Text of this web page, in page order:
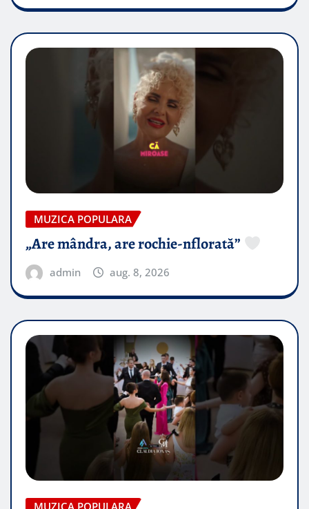
MUZICA POPULARA
„Are mândra, are rochie-nflorată”
admin aug. 8, 2026
MUZICA POPULARA